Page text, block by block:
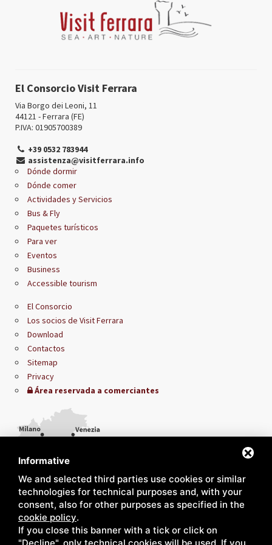
El Consorcio Visit Ferrara
Via Borgo dei Leoni, 11
44121 - Ferrara (FE)
P.IVA: 01905700389
+39 0532 783944
assistenza@visitferrara.info
Dónde dormir
Dónde comer
Actividades y Servicios
Bus & Fly
Paquetes turísticos
Para ver
Eventos
Business
Accessible tourism
El Consorcio
Los socios de Visit Ferrara
Download
Contactos
Sitemap
Privacy
Área reservada a comerciantes
Informative
We and selected third parties use cookies or similar
technologies for technical purposes and, with your
consent, also for other purposes as specified in the
cookie policy.
If you close this banner with a tick or click on